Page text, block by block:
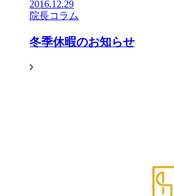
2016.12.29
院長コラム
冬季休暇のお知らせ